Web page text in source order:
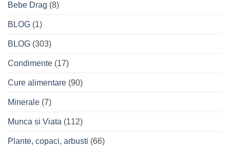
Bebe Drag (8)
BLOG (1)
BLOG (303)
Condimente (17)
Cure alimentare (90)
Minerale (7)
Munca si Viata (112)
Plante, copaci, arbusti (66)